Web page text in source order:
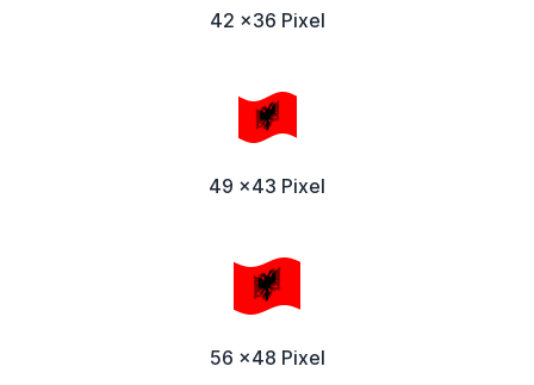
42 x36 Pixel
49 x43 Pixel
56 x48 Pixel